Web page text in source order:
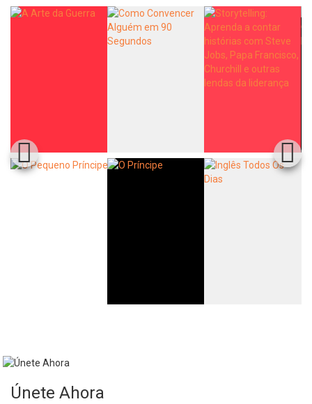
Únete Ahora